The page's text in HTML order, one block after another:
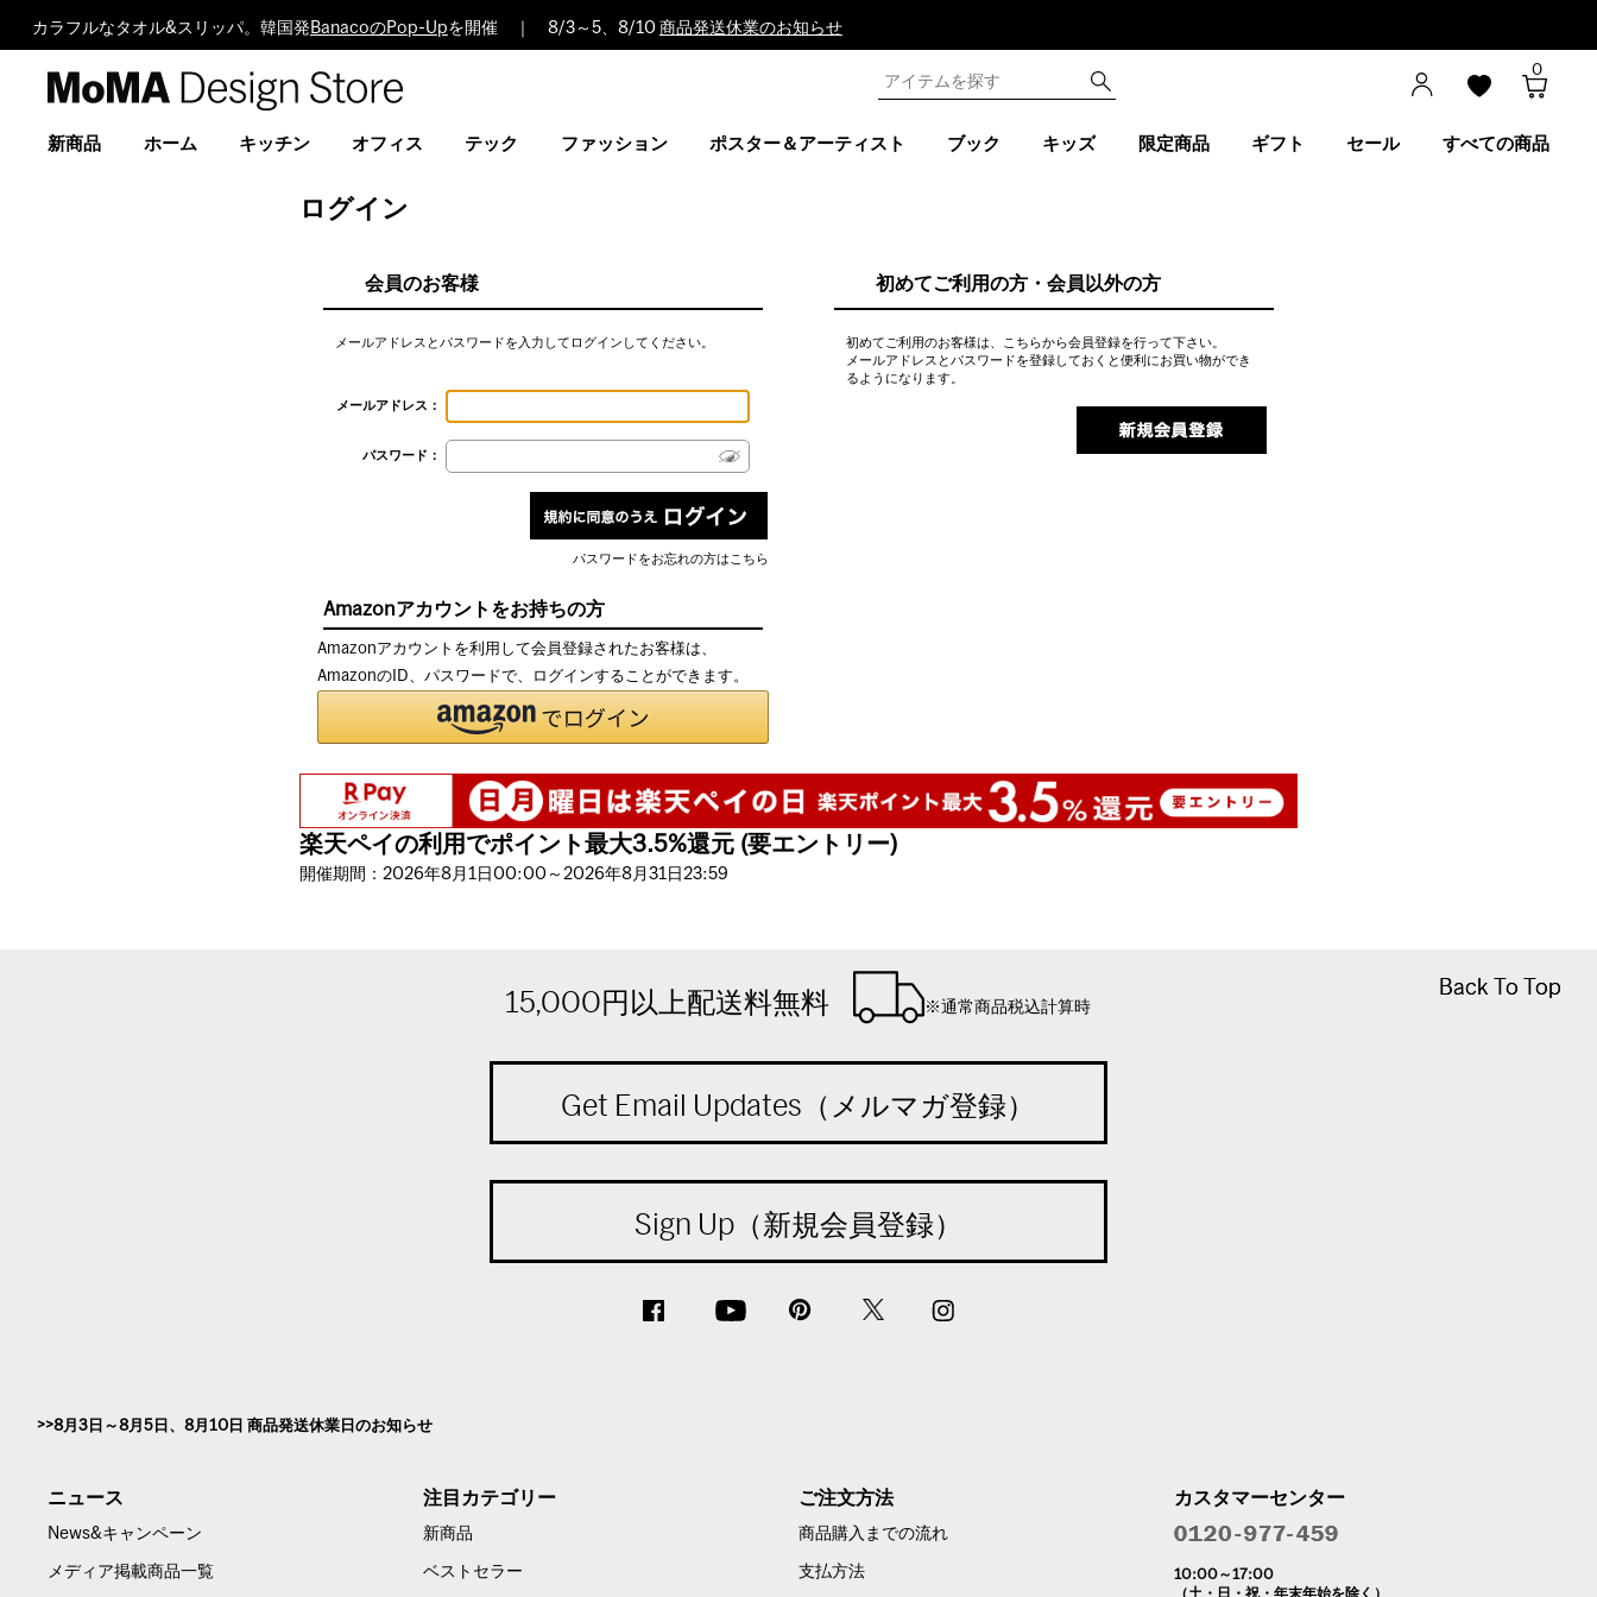
カラフルなタオル&スリッパ。韓国発 BanacoのPop-Upを開催 ｜ 8/3～5、8/10 商品発送休業のお知らせ
Design
0
新商品 ホーム キッチン オフィス テック ファッション ポスター＆アーティスト ブック キッズ 限定商品 ギフト セール すべての商品
ログイン
会員のお客様
メールアドレスとパスワードを入力してログインしてください。
メールアドレス：
パスワード：
パスワードをお忘れの方はこちら
初めてご利用の方・会員以外の方
初めてご利用のお客様は、こちらから会員登録を行って下さい。
メールアドレスとパスワードを登録しておくと便利にお買い物ができ
るようになります。
Amazonアカウントをお持ちの方
Amazonアカウントを利用して会員登録されたお客様は、
AmazonのID、パスワードで、ログインすることができます。
楽天ペイの利用でポイント最大3.5%還元 (要エントリー)
開催期間：2026年8月1日00:00～2026年8月31日23:59
Back To Top
Back To Top
15,000円以上配送料無料 ※通常商品税込計算時
Get Email Updates（メルマガ登録）
Sign Up（新規会員登録）
8月3日～8月5日、8月10日 商品発送休業日のお知らせ
ニュース
News&キャンペーン
メディア掲載商品一覧
注目カテゴリー
新商品
ベストセラー
ご注文方法
商品購入までの流れ
支払方法
カスタマーセンター
10:00～17:00
（土・日・祝・年末年始を除く）